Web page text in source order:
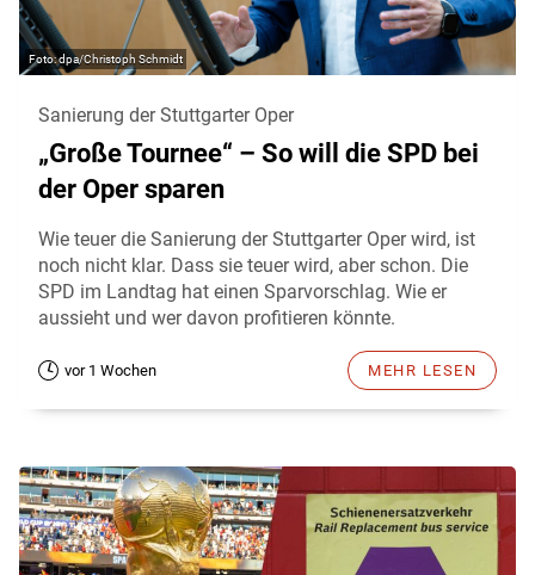
dpa/Christoph Schmidt
Sanierung der Stuttgarter Oper
„Große Tournee“ – So will die SPD bei
der Oper sparen
Wie teuer die Sanierung der Stuttgarter Oper wird, ist
noch nicht klar. Dass sie teuer wird, aber schon. Die
SPD im Landtag hat einen Sparvorschlag. Wie er
aussieht und wer davon profitieren könnte.
vor 1 Wochen MEHR LESEN